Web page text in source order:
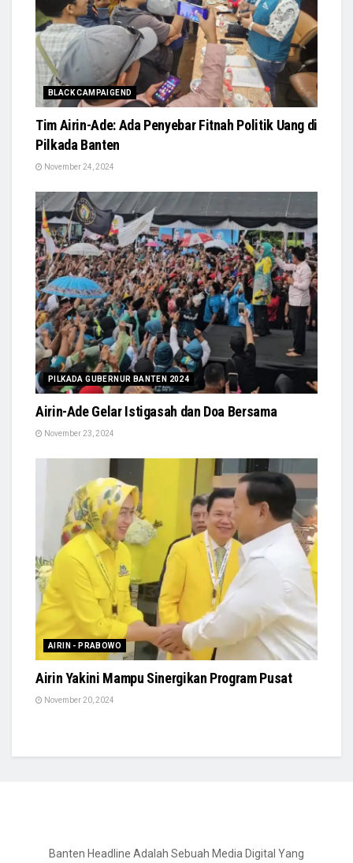
BLACK CAMPAIGEND
Tim Airin-Ade: Ada Penyebar Fitnah Politik Uang di
Pilkada Banten
November 24, 2024
PILKADA GUBERNUR BANTEN 2024
Airin-Ade Gelar Istigasah dan Doa Bersama
November 23, 2024
AIRIN - PRABOWO
Airin Yakini Mampu Sinergikan Program Pusat
November 20, 2024
Banten Headline Adalah Sebuah Media Digital Yang